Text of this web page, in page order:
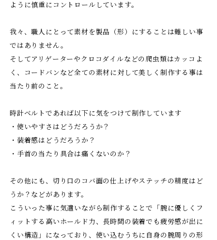
ように慎重にコントロールしています。
我々、職人にとって素材を製品（形）にすることは難しい事
ではありません。
そしてアリゲーターやクロコダイルなどの爬虫類はカッコよ
く、コードバンなど全ての素材に対して美しく制作する事は
当たり前のこと。
時計ベルトであれば以下に気をつけて制作しています
・使いやすさはどうだろうか？
・装着感はどうだろうか？
・手首の当たり具合は痛くないのか？
その他にも、切り口のコバ面の仕上げやステッチの精度はど
うか？などがあります。
こういった事に気遣いながら制作することで「腕に優しくフ
ィットする高いホールド力、長時間の装着でも疲労感が出に
くい構造」になっており、使い込むうちに自身の腕周りの形